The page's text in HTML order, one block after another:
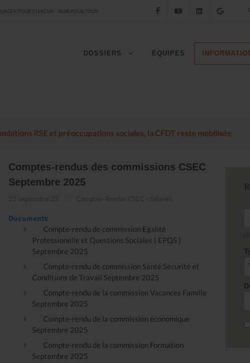
POUR CHACUN - AGIR POUR TOUS FacebookYouTube LinkedIn
DOSSIERS ÉQUIPES
RSE et préoccupations sociales, la CFDT reste mobilisée
Comptes-rendus des commissions CSEC
Septembre 2025
Documents
Compte-rendu de commission Egalité
Professionelle et Questions Sociales ( EPQS )
Septembre 2025
Compte-rendu de commission Santé Sécurité et
Conditions de Travail Septembre 2025
Compte-rendu de la commission Vacances Famille
Septembre 2025
Compte-rendu de la commission économique
Septembre 2025
Compte-rendu de la commission Formation
Septembre 2025